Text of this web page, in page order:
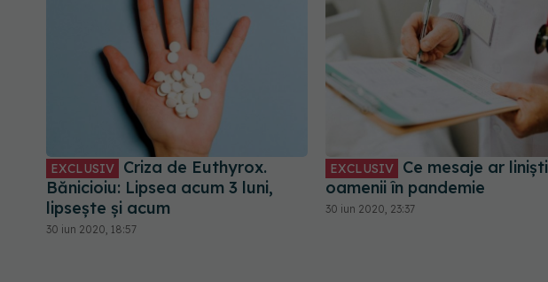
EXCLUSIV
Criza de Euthyrox.
Bănicioiu: Lipsea acum 3 luni,
lipsește și acum
30 iun 2020, 18:57
EXCLUSIV
Ce mesaje ar liniști
oamenii în pandemie
30 iun 2020, 23:37